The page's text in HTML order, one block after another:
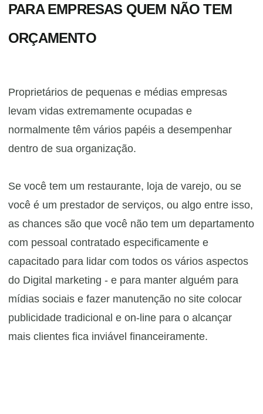
PARA EMPRESAS QUEM NÃO TEM
ORÇAMENTO
Proprietários de pequenas e médias empresas
levam vidas extremamente ocupadas e
normalmente têm vários papéis a desempenhar
dentro de sua organização.
Se você tem um restaurante, loja de varejo, ou se
você é um prestador de serviços, ou algo entre isso,
as chances são que você não tem um departamento
com pessoal contratado especificamente e
capacitado para lidar com todos os vários aspectos
do Digital marketing - e para manter alguém para
mídias sociais e fazer manutenção no site colocar
publicidade tradicional e on-line para o alcançar
mais clientes fica inviável financeiramente.